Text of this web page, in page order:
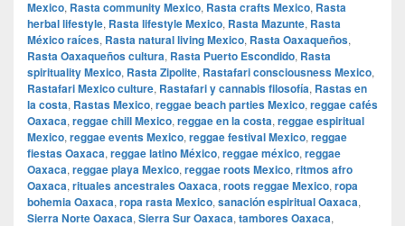
Mexico, Rasta community Mexico, Rasta crafts Mexico, Rasta
herbal lifestyle, Rasta lifestyle Mexico, Rasta Mazunte, Rasta
México raíces, Rasta natural living Mexico, Rasta Oaxaqueños,
Rasta Oaxaqueños cultura, Rasta Puerto Escondido, Rasta
spirituality Mexico, Rasta Zipolite, Rastafari consciousness Mexico,
Rastafari Mexico culture, Rastafari y cannabis filosofía, Rastas en
la costa, Rastas Mexico, reggae beach parties Mexico, reggae cafés
Oaxaca, reggae chill Mexico, reggae en la costa, reggae espiritual
Mexico, reggae events Mexico, reggae festival Mexico, reggae
fiestas Oaxaca, reggae latino México, reggae méxico, reggae
Oaxaca, reggae playa Mexico, reggae roots Mexico, ritmos afro
Oaxaca, rituales ancestrales Oaxaca, roots reggae Mexico, ropa
bohemia Oaxaca, ropa rasta Mexico, sanación espiritual Oaxaca,
Sierra Norte Oaxaca, Sierra Sur Oaxaca, tambores Oaxaca,